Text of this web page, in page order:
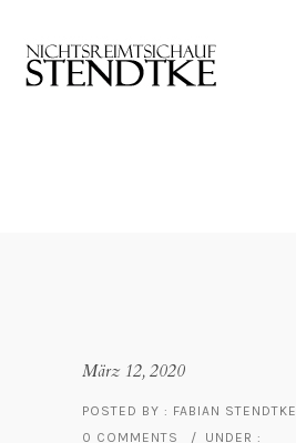
März 12, 2020
POSTED BY : FABIAN STENDTKE
0 COMMENTS
/ UNDER :